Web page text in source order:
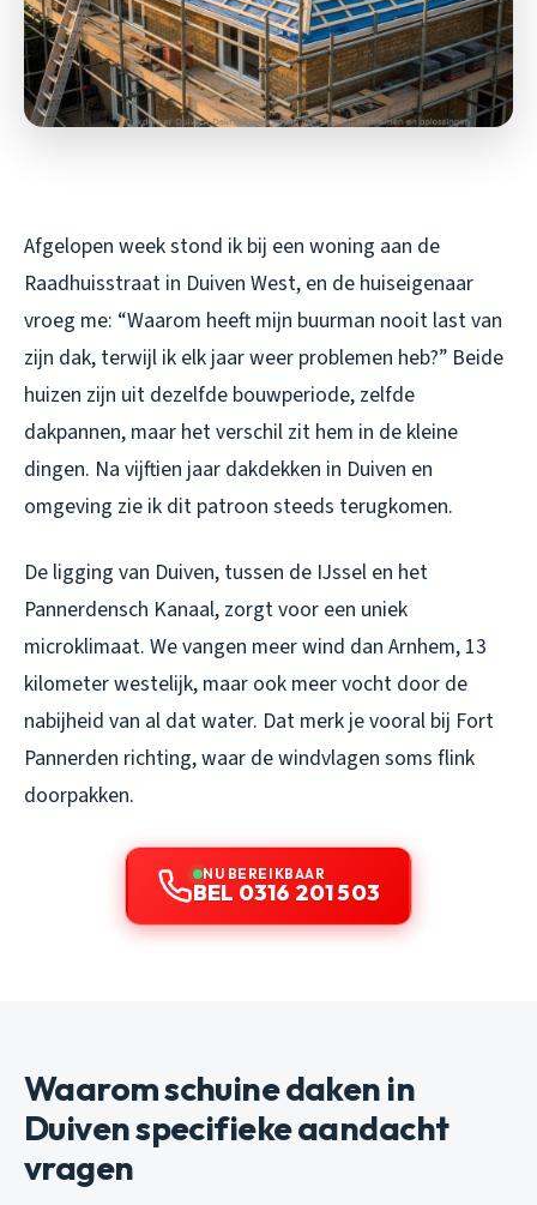
Afgelopen week stond ik bij een woning aan de
Raadhuisstraat in Duiven West, en de huiseigenaar
vroeg me: “Waarom heeft mijn buurman nooit last van
zijn dak, terwijl ik elk jaar weer problemen heb?” Beide
huizen zijn uit dezelfde bouwperiode, zelfde
dakpannen, maar het verschil zit hem in de kleine
dingen. Na vijftien jaar dakdekken in Duiven en
omgeving zie ik dit patroon steeds terugkomen.
De ligging van Duiven, tussen de IJssel en het
Pannerdensch Kanaal, zorgt voor een uniek
microklimaat. We vangen meer wind dan Arnhem, 13
kilometer westelijk, maar ook meer vocht door de
nabijheid van al dat water. Dat merk je vooral bij Fort
Pannerden richting, waar de windvlagen soms flink
doorpakken.
NU BEREIKBAAR
BEL 0316 201 503
Waarom schuine daken in
Duiven specifieke aandacht
vragen